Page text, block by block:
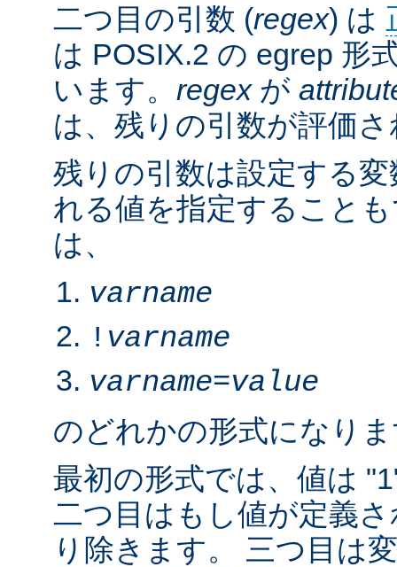
二つ目の引数 (regex) は
は POSIX.2 の egrep 形
います。 regexが
は、残りの引数が評価
残りの引数は設定する
れる値を指定すること
は、
varname
! varname
varname=value
のどれかの形式になり
最初の形式では、値は
二つ目はもし値が定義
り除きます。 三つ目は